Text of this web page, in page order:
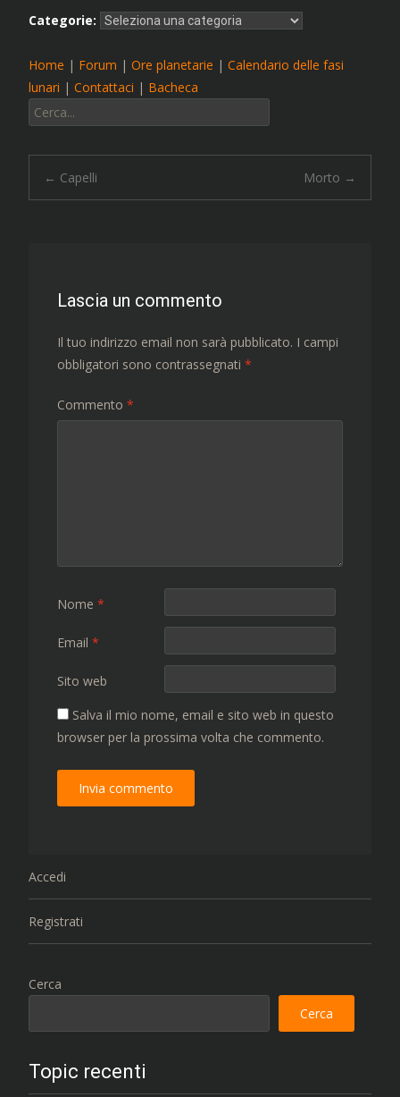
Categorie:
Home | Forum | Ore planetarie | Calendario delle fasi
lunari | Contattaci | Bacheca
Cerca:
Navigazione
← Capelli Morto →
Lascia un commento
Il tuo indirizzo email non sarà pubblicato. I campi
obbligatori sono contrassegnati *
Commento *
Nome *
Email *
Sito web
Salva il mio nome, email e sito web in questo
browser per la prossima volta che commento.
Accedi
Registrati
Cerca
Cerca
Topic recenti